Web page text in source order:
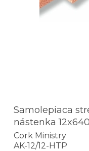
Samolepiaca
nástenka
Cork Ministry
AK-12/12-HTP